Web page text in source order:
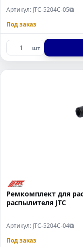
Артикул: JTC-5204C-05⧉
Под заказ
шт
Ремкомплект для
распылителя JTC
Артикул: JTC-5204C-04⧉
Под заказ